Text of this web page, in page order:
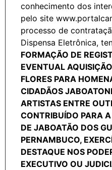
conhecimento dos
pelo site
processo de
Dispensa Eletrônica,
FORMAÇÃO DE
EVENTUAL
FLORES PARA
CIDADÃOS
ARTISTAS ENTRE
CONTRIBUÍDO PARA
DE JABOATÃO DOS
PERNAMBUCO,
DESTAQUE NOS
EXECUTIVO OU